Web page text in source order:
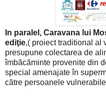
In paralel, Caravana lui
ediţie,( proiect traditional al
presupune colectarea de
îmbăcăminte provenite din
special amenajate în
către persoanele